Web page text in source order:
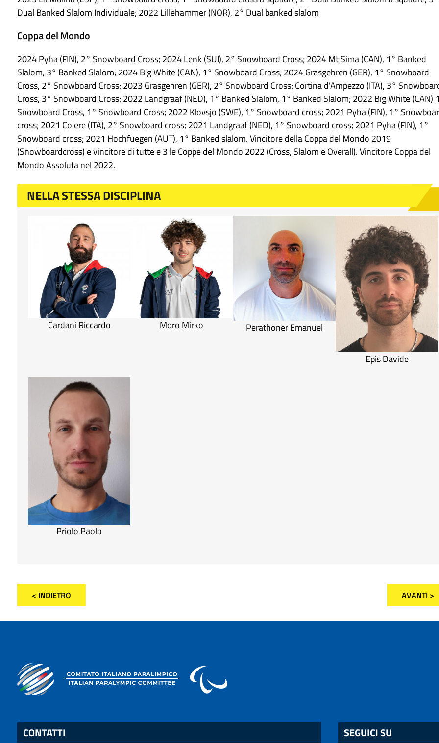
Dual Banked Slalom Individuale; 2022 Lillehammer (NOR), 2° Dual banked slalom
Coppa del Mondo
2024 Pyha (FIN), 2° Snowboard Cross; 2024 Lenk (SUI), 2° Snowboard Cross; 2024 Mt Sima (CAN), 1° Banked
Slalom, 3° Banked Slalom; 2024 Big White (CAN), 1° Snowboard Cross; 2024 Grasgehren (GER), 1° Snowboard
Cross, 2° Snowboard Cross; 2023 Grasgehren (GER), 2° Snowboard Cross; Cortina d'Ampezzo (ITA), 3°
Cross, 3° Snowboard Cross; 2022 Landgraaf (NED), 1° Banked Slalom, 1° Banked Slalom; 2022 Big White (CAN)
Snowboard Cross, 1° Snowboard Cross; 2022 Klovsjo (SWE), 1° Snowboard cross; 2021 Pyha (FIN), 1°
cross; 2021 Colere (ITA), 2° Snowboard cross; 2021 Landgraaf (NED), 1° Snowboard cross; 2021 Pyha (FIN), 1°
Snowboard cross; 2021 Hochfuegen (AUT), 1° Banked slalom. Vincitore della Coppa del Mondo 2019
(Snowboardcross) e vincitore di tutte e 3 le Coppe del Mondo 2022 (Cross, Slalom e Overall). Vincitore Coppa del
Mondo Assoluta nel 2022.
NELLA STESSA DISCIPLINA
Cardani Riccardo Moro Mirko Perathoner Emanuel
Epis Davide
Priolo Paolo
< INDIETRO AVANTI >
CONTATTI SEGUICI SU